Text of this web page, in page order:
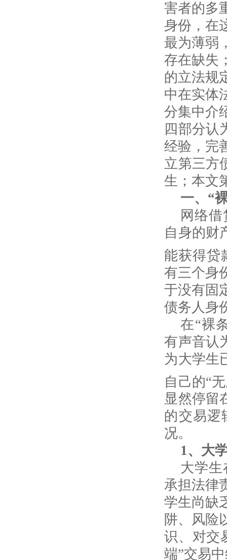
害者的多
身份，在
最为薄弱
存在缺失
的立法规
中在实体
分集中介
四部分认
经验，完
立第三方
生；本文
一、“
网络
自身的财
能获得贷
有三个身
于没有固
债务人身
在“裸
有声音认
为大学生
自己的“
显然停留
的交易逻
况。
1、大
大学生
承担法律
学生尚缺
阱、风险
识、对交
端”交易